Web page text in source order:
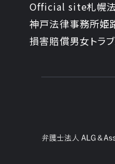
Official site札幌
神戸法律事務所姫
損害賠償男女トラ